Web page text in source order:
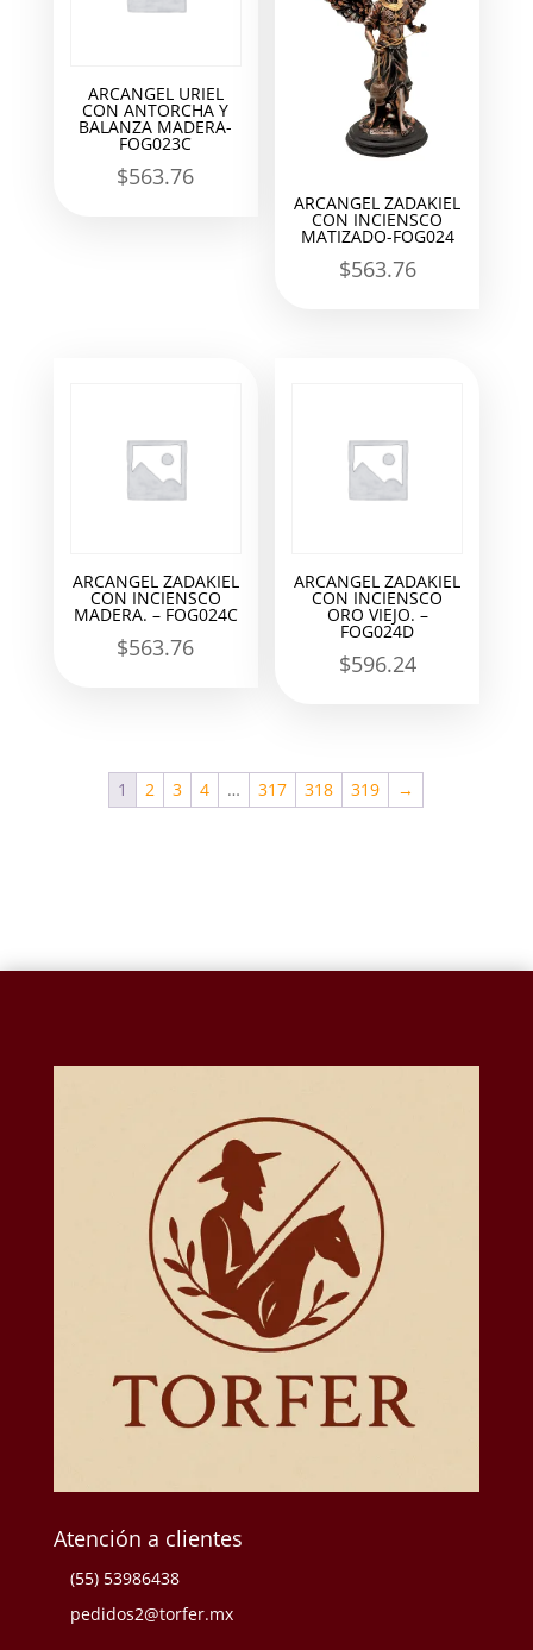
ARCANGEL URIEL
CON ANTORCHA Y
BALANZA MADERA-
FOG023C
$563.76
ARCANGEL ZADAKIEL
CON INCIENSCO
MATIZADO-FOG024
$563.76
ARCANGEL ZADAKIEL
CON INCIENSCO
MADERA. – FOG024C
$563.76
ARCANGEL ZADAKIEL
CON INCIENSCO
ORO VIEJO. –
FOG024D
$596.24
1 2 3 4 … 317 318 319 →
Atención a clientes
(55) 53986438
pedidos2@torfer.mx